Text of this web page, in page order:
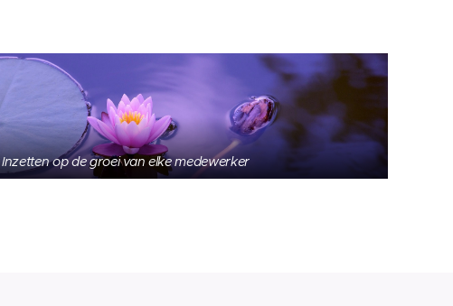
Inzetten op de groei van elke medewerker